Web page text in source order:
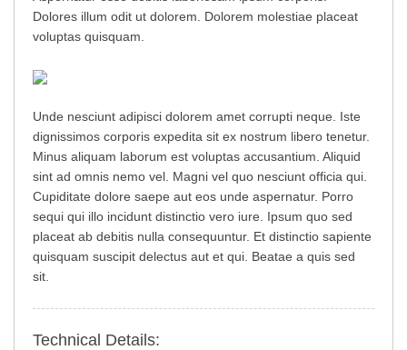
Dolores illum odit ut dolorem. Dolorem molestiae placeat
voluptas quisquam.
Unde nesciunt adipisci dolorem amet corrupti neque. Iste
dignissimos corporis expedita sit ex nostrum libero tenetur.
Minus aliquam laborum est voluptas accusantium. Aliquid
sint ad omnis nemo vel. Magni vel quo nesciunt officia qui.
Cupiditate dolore saepe aut eos unde aspernatur. Porro
sequi qui illo incidunt distinctio vero iure. Ipsum quo sed
placeat ab debitis nulla consequuntur. Et distinctio sapiente
quisquam suscipit delectus aut et qui. Beatae a quis sed
sit.
Technical Details: